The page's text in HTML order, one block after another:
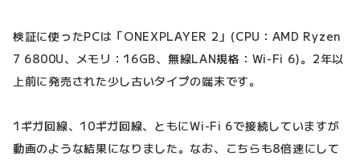
検証に使ったPCは「ONEXPLAYER 2」(CPU：AMD Ryzen
7 6800U、メモリ：16GB、無線LAN規格：Wi-Fi 6)。2年以
上前に発売された少し古いタイプの端末です。
1ギガ回線、10ギガ回線、ともにWi-Fi 6で接続していますが
動画のような結果になりました。なお、こちらも8倍速にして